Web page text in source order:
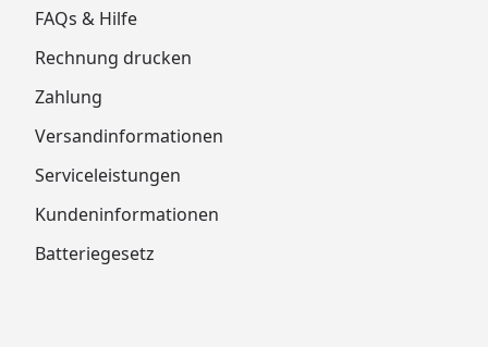
FAQs & Hilfe
Rechnung drucken
Zahlung
Versandinformationen
Serviceleistungen
Kundeninformationen
Batteriegesetz